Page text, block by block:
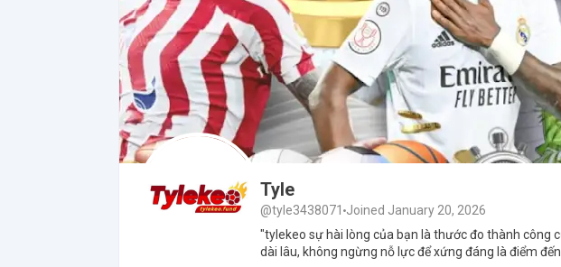
Tyle
@tyle3438071 Joined January 20, 2026
"tylekeo sự hài lòng của bạn là thước đo thành công
dài lâu, không ngừng nỗ lực để xứng đáng là điểm